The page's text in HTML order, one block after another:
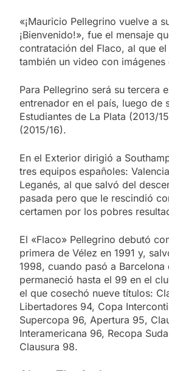
«¡Mauricio Pellegrino vuelve a
¡Bienvenido!», fue el mensaje
contratación del Flaco, al que
también un video con imágenes
Para Pellegrino será su tercera
entrenador en el país, luego de
Estudiantes de La Plata (2013/
(2015/16).
En el Exterior dirigió a
tres equipos españoles:
Leganés, al que salvó del
pasada pero que le rescindió
certamen por los pobres
El «Flaco» Pellegrino debutó
primera de Vélez en 1991 y,
1998, cuando pasó a Barcelona
permaneció hasta el 99 en el
el que cosechó nueve títulos:
Libertadores 94, Copa
Supercopa 96, Apertura 95,
Interamericana 96, Recopa
Clausura 98.